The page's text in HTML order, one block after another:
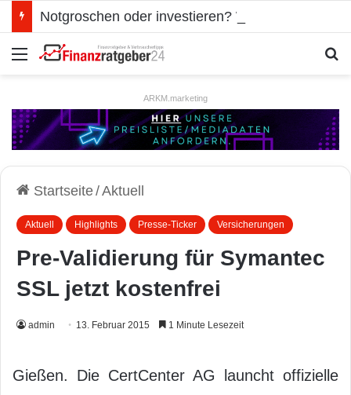
Menü
ARKM.marketing
Startseite/Aktuell
Aktuell Highlights Presse-Ticker Versicherungen
Pre-Validierung für Symantec
SSL jetzt kostenfrei
admin 13. Februar 2015 1 Minute Lesezeit
Gießen. Die CertCenter AG launcht offizielle